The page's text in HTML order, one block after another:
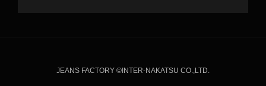
JEANS FACTORY ©INTER-NAKATSU CO.,LTD.